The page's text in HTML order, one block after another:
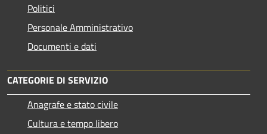
Politici
Personale Amministrativo
Documenti e dati
CATEGORIE DI SERVIZIO
Anagrafe e stato civile
Cultura e tempo libero